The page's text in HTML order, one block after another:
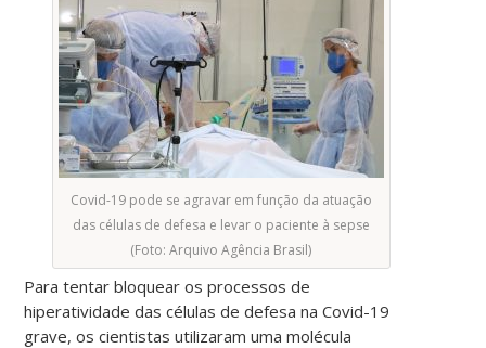
Covid-19 pode se agravar em função da atuação
das células de defesa e levar o paciente à sepse
(Foto: Arquivo Agência Brasil)
Para tentar bloquear os processos de
hiperatividade das células de defesa na Covid-19
grave, os cientistas utilizaram uma molécula